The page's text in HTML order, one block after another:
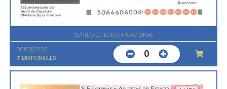
SORTEO DE LOTERIA NACIONAL
08/08/2026
7 DISPONIBLES 0